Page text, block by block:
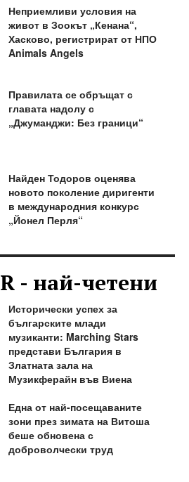
Неприемливи условия на
живот в Зоокът „Кенана“,
Хасково, регистрират от НПО
Animals Angels
Правилата се обръщат с
главата надолу с
„Джуманджи: Без граници“
Найден Тодоров оценява
новото поколение диригенти
в международния конкурс
„Йонел Перля“
- най-четени
Исторически успех за
българските млади
музиканти: Marching Stars
представи България в
Златната зала на
Музикферайн във Виена
Една от най-посещаваните
зони през зимата на Витоша
беше обновена с
доброволчески труд